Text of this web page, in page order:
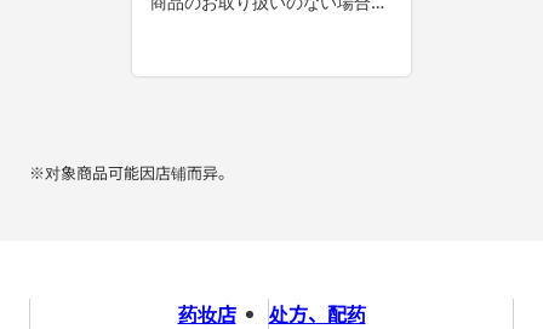
※对象商品可能因店铺而异。
药妆店 处方、配药